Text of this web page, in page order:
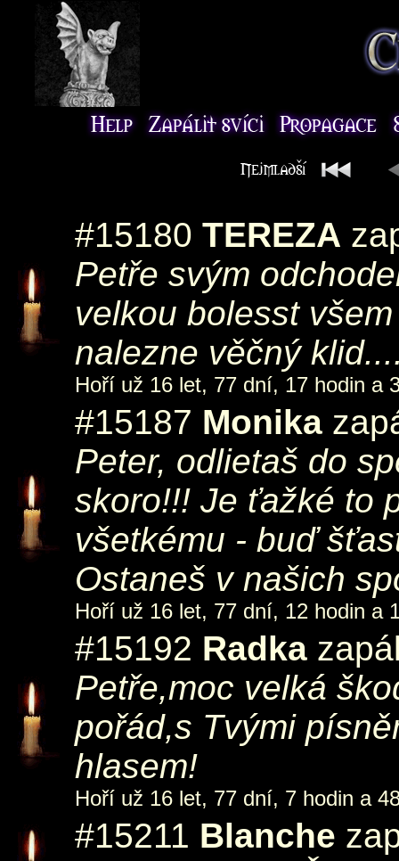
#15180 TEREZA
Petře svým
velkou bolesst
nalezne věčný
Hoří už 16 let, 77 dní, 17 hodin a
#15187 Monika
Peter, odlietaš do
skoro!!! Je ťažké to
všetkému - buď
Ostaneš v našich
Hoří už 16 let, 77 dní, 12 hodin a
#15192 Radka
Petře,moc velká
pořád,s Tvými
hlasem!
Hoří už 16 let, 77 dní, 7 hodin a
#15211 Blanche